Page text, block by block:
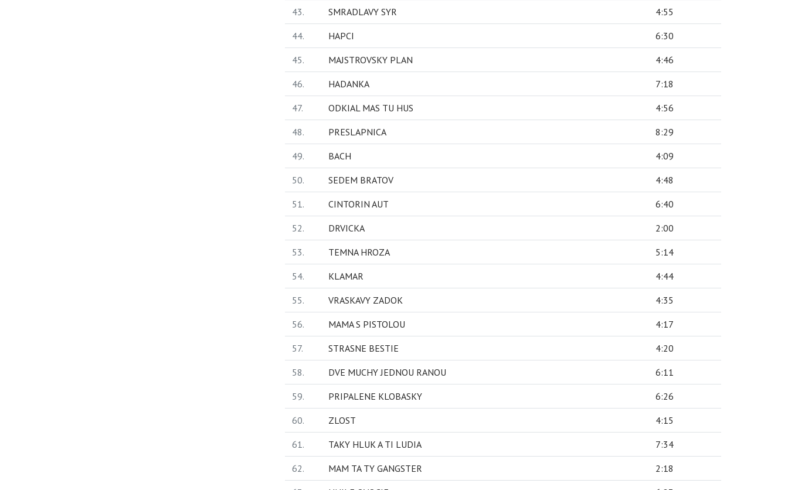
43. SMRADLAVY SYR 4:55
44. HAPCI 6:30
45. MAJSTROVSKY PLAN 4:46
46. HADANKA 7:18
47. ODKIAL MAS TU HUS 4:56
48. PRESLAPNICA 8:29
49. BACH 4:09
50. SEDEM BRATOV 4:48
51. CINTORIN AUT 6:40
52. DRVICKA 2:00
53. TEMNA HROZA 5:14
54. KLAMAR 4:44
55. VRASKAVY ZADOK 4:35
56. MAMA S PISTOLOU 4:17
57. STRASNE BESTIE 4:20
58. DVE MUCHY JEDNOU RANOU 6:11
59. PRIPALENE KLOBASKY 6:26
60. ZLOST 4:15
61. TAKY HLUK A TI LUDIA 7:34
62. MAM TA TY GANGSTER 2:18